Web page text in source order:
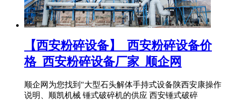
【西安粉碎设备】_西安粉碎设备价
格_西安粉碎设备厂家_顺企网
顺企网为您找到"大型石头解体手持式设备陕西安康操作
说明、顺凯机械 锤式破碎机的供应 西安锤式破碎